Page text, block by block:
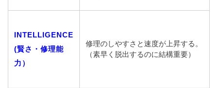
INTELLIGENCE
(賢さ・修理能
力）
修理のしやすさと速度が上昇する。
（素早く脱出するのに結構重要）